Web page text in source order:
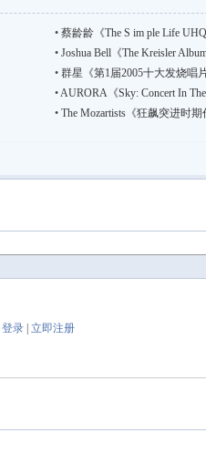
• 蔡龄龄《The S im ple Life
• Joshua Bell《The Kreisler
• 群星《第1届2005十大发烧唱
•AURORA《Sky: Concert In
• The Mozartists《狂飙突进时
登录 立即注册